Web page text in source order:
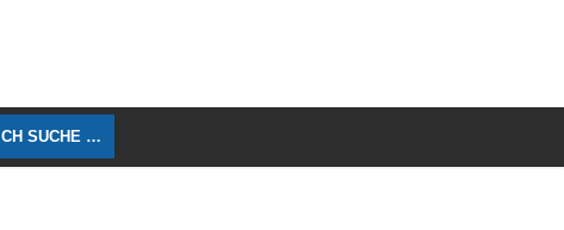
ICH SUCHE …